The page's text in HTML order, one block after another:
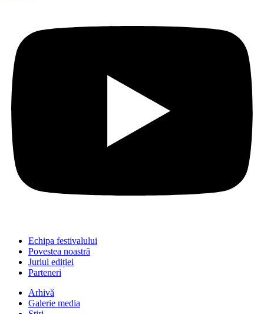
Echipa festivalului
Povestea noastră
Juriul ediției
Parteneri
Arhivă
Galerie media